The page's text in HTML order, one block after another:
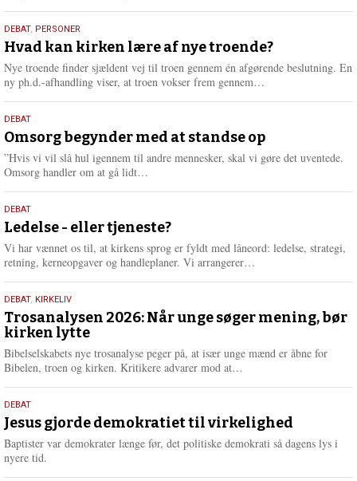
e
e
25.
juli
2026
DEBAT, PERSONER
Hvad kan kirken lære af nye troende?
Nye troende finder sjældent vej til troen gennem én afgørende beslutning. En
ny ph.d.-afhandling viser, at troen vokser frem gennem…
e
e
9.
juli
2026
DEBAT
Omsorg begynder med at standse op
”Hvis vi vil slå hul igennem til andre mennesker, skal vi gøre det uventede.
Omsorg handler om at gå lidt…
e
e
10.
juni
2026
DEBAT
Ledelse - eller tjeneste?
Vi har vænnet os til, at kirkens sprog er fyldt med låneord: ledelse, strategi,
retning, kerneopgaver og handleplaner. Vi arrangerer…
e
2.
juni
2026
DEBAT, KIRKELIV
Trosanalysen 2026: Når unge søger mening, bør
kirken lytte
Bibelselskabets nye trosanalyse peger på, at især unge mænd er åbne for
Bibelen, troen og kirken. Kritikere advarer mod at…
e
e
18.
maj
2026
DEBAT
Jesus gjorde demokratiet til virkelighed
Baptister var demokrater længe før, det politiske demokrati så dagens lys i
nyere tid.